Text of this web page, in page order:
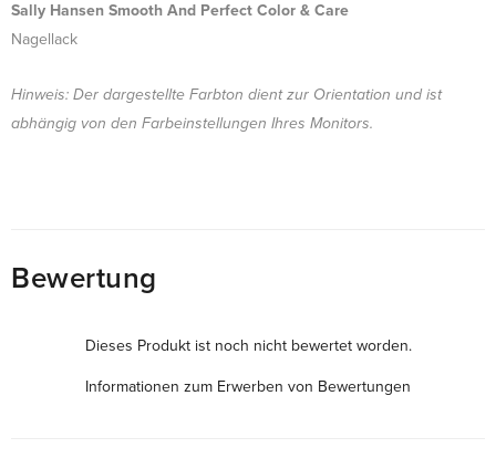
Sally Hansen Smooth And Perfect Color & Care
Nagellack
Hinweis: Der dargestellte Farbton dient zur Orientation und ist
abhängig von den Farbeinstellungen Ihres Monitors.
Bewertung
Dieses Produkt ist noch nicht bewertet worden.
Informationen zum Erwerben von Bewertungen